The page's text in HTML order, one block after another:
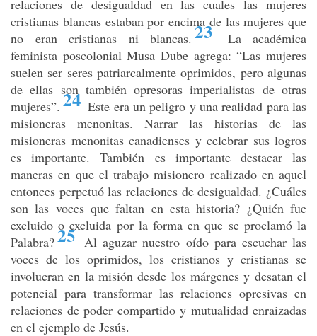
relaciones de desigualdad en las cuales las mujeres
cristianas blancas estaban por encima de las mujeres que
no eran cristianas ni blancas. 23
La académica
feminista poscolonial Musa Dube agrega: “Las mujeres
suelen ser seres patriarcalmente oprimidos, pero algunas
de ellas son también opresoras imperialistas de otras
mujeres”. 24 Este era un peligro y una realidad para las
misioneras menonitas. Narrar las historias de las
misioneras menonitas canadienses y celebrar sus logros
es importante. También es importante destacar las
maneras en que el trabajo misionero realizado en aquel
entonces perpetuó las relaciones de desigualdad. ¿Cuáles
son las voces que faltan en esta historia? ¿Quién fue
excluido o excluida por la forma en que se proclamó la
Palabra?25 Al aguzar nuestro oído para escuchar las
voces de los oprimidos, los cristianos y cristianas se
involucran en la misión desde los márgenes y desatan el
potencial para transformar las relaciones opresivas en
relaciones de poder compartido y mutualidad enraizadas
en el ejemplo de Jesús.